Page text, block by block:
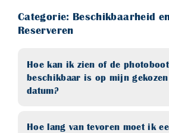
Categorie: Beschikbaarheid
Reserveren
Hoe kan ik zien of de
beschikbaar is op mijn gekozen
datum?
Hoe lang van tevoren moet ik